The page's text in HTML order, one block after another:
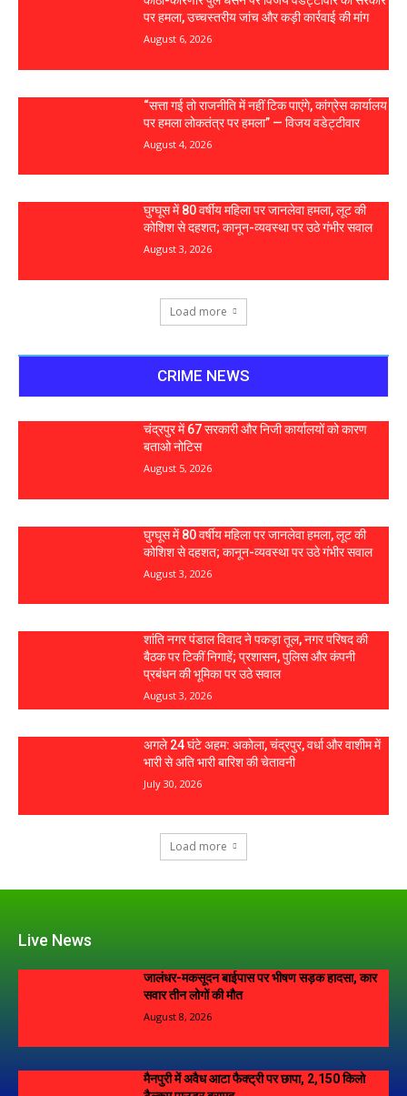
पर हमला, उच्चस्तरीय जांच और कड़ी कार्रवाई की मांग
August 6, 2026
“सत्ता गई तो राजनीति में नहीं टिक पाएंगे, कांग्रेस कार्यालय
पर हमला लोकतंत्र पर हमला” — विजय वडेट्टीवार
August 4, 2026
घुग्घूस में 80 वर्षीय महिला पर जानलेवा हमला, लूट की
कोशिश से दहशत; कानून-व्यवस्था पर उठे गंभीर सवाल
August 3, 2026
Load more
CRIME NEWS
चंद्रपुर में 67 सरकारी और निजी कार्यालयों को कारण
बताओ नोटिस
August 5, 2026
घुग्घूस में 80 वर्षीय महिला पर जानलेवा हमला, लूट की
कोशिश से दहशत; कानून-व्यवस्था पर उठे गंभीर सवाल
August 3, 2026
शांति नगर पंडाल विवाद ने पकड़ा तूल, नगर परिषद की
बैठक पर टिकीं निगाहें; प्रशासन, पुलिस और कंपनी
प्रबंधन की भूमिका पर उठे सवाल
August 3, 2026
अगले 24 घंटे अहम: अकोला, चंद्रपुर, वर्धा और वाशीम में
भारी से अति भारी बारिश की चेतावनी
July 30, 2026
Load more
Live News
जालंधर-मकसूदन बाईपास पर भीषण सड़क हादसा, कार
सवार तीन लोगों की मौत
August 8, 2026
मैनपुरी में अवैध आटा फैक्ट्री पर छापा, 2,150 किलो